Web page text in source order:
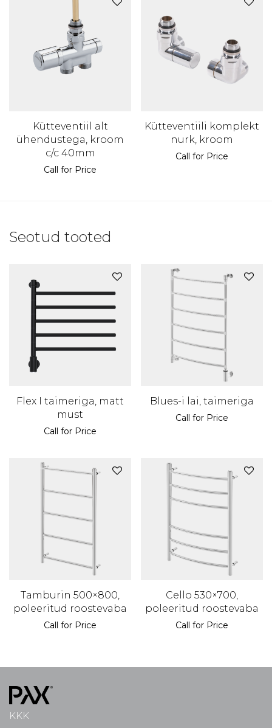
Kütteventiil alt
ühendustega, kroom
c/c 40mm
Call for Price
Kütteventiili komplekt
nurk, kroom
Call for Price
Seotud tooted
Flex I taimeriga, matt
must
Call for Price
Blues-i lai, taimeriga
Call for Price
Tamburin 500×800,
poleeritud roostevaba
Call for Price
Cello 530×700,
poleeritud roostevaba
Call for Price
KKK